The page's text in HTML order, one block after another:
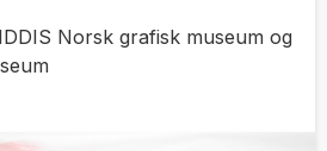
IDDIS Norsk grafisk museum og